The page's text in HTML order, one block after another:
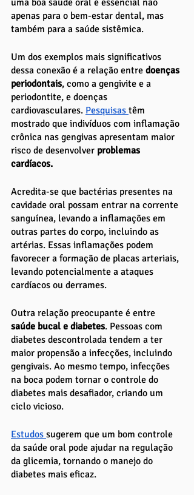
apenas para o bem-estar dental, mas
também para a saúde sistêmica.
Um dos exemplos mais significativos
dessa conexão é a relação entre doenças
periodontais, como a gengivite e a
periodontite, e doenças
cardiovasculares. Pesquisas têm
mostrado que indivíduos com inflamação
crônica nas gengivas apresentam maior
risco de desenvolver problemas
cardíacos.
Acredita-se que bactérias presentes na
cavidade oral possam entrar na corrente
sanguínea, levando a inflamações em
outras partes do corpo, incluindo as
artérias. Essas inflamações podem
favorecer a formação de placas arteriais,
levando potencialmente a ataques
cardíacos ou derrames.
Outra relação preocupante é entre
saúde bucal e diabetes. Pessoas com
diabetes descontrolada tendem a ter
maior propensão a infecções, incluindo
gengivais. Ao mesmo tempo, infecções
na boca podem tornar o controle do
diabetes mais desafiador, criando um
ciclo vicioso.
Estudos sugerem que um bom controle
da saúde oral pode ajudar na regulação
da glicemia, tornando o manejo do
diabetes mais eficaz.